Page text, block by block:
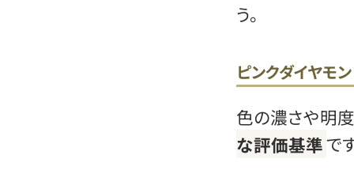
う。
ピンクダイヤモ
色の濃さや明
な評価基準で